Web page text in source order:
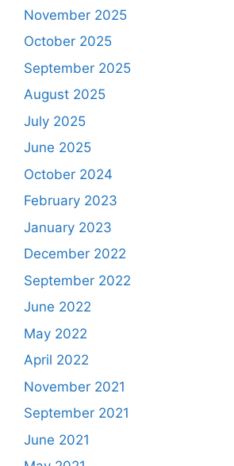
November 2025
October 2025
September 2025
August 2025
July 2025
June 2025
October 2024
February 2023
January 2023
December 2022
September 2022
June 2022
May 2022
April 2022
November 2021
September 2021
June 2021